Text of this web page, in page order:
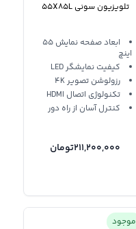
تلویزیون سونی 55X85L
ابعاد صفحه نمایش 55
اینچ
کیفیت نمایشگر LED
رزولوشن تصویر 4K
تکنولوژی اتصال HDMI
کنترل آسان از راه دور
211,200,000تومان
موجود